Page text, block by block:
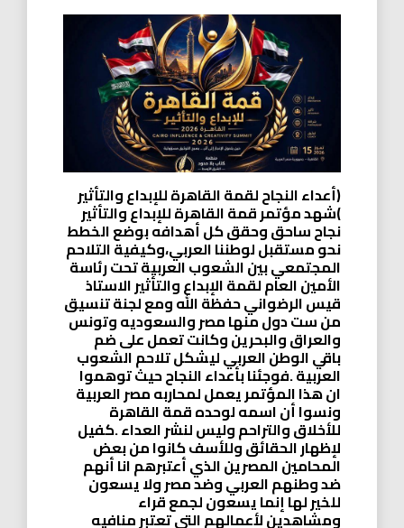
(أعداء النجاح لقمة القاهرة للإبداع والتأثير
)شهد مؤتمر قمة القاهرة للإبداع والتأثير
نجاح ساحق وحقق كل أهدافه بوضع الخطط
نحو مستقبل لوطننا العربي،وكيفية التلاحم
المجتمعي بين الشعوب العربية تحت رئاسة
الأمين العام لقمة الإبداع والتأثير الاستاذ
قيس الرضواني حفظة الله ومع لجنة تنسيق
من ست دول منها مصر والسعوديه وتونس
والعراق والبحرين وكانت تعمل على ضم
باقي الوطن العربي ليشكل تلاحم الشعوب
العربية .فوجئنا بأعداء النجاح حيث توهموا
ان هذا المؤتمر يعمل لمحاربه مصر العربية
ونسوا أن اسمه لوحده قمة القاهرة
للأخلاق والتراحم وليس لنشر العداء .كفيل
لإظهار الحقائق وللأسف كانوا من بعض
المحامين المصرين الذي أعتبرهم انا أنهم
ضد وطنهم العربي وضد مصر ولا يسعون
للخير لها إنما يسعون لجمع قراء
ومشاهدين لأعمالهم التي تعتبر منافيه